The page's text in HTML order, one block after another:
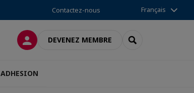
Contactez-nous Français
CONNEXIONDEVENEZ MEMBRE RECHERCHER
ADHESION